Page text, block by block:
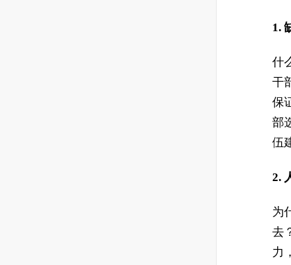
1.
什
干
保
部
伍
2.
为
去
力